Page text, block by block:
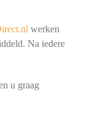
werken
Na iedere
u graag